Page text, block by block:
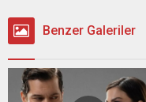
Benzer Galeriler